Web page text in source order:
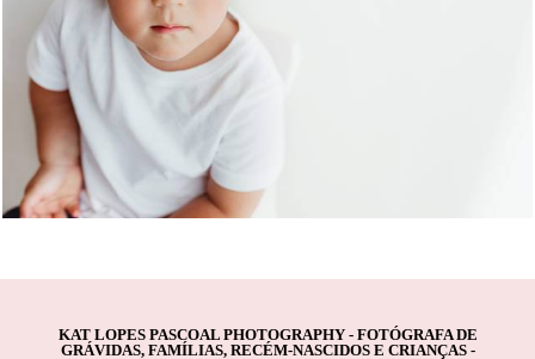
1256
KAT LOPES PASCOAL PHOTOGRAPHY - FOTÓGRAFA DE
GRÁVIDAS, FAMÍLIAS, RECÉM-NASCIDOS E CRIANÇAS -